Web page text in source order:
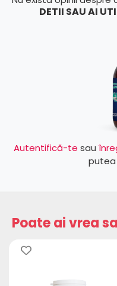
DETII SAU AI
Autentifică-te sau
putea
Poate ai vrea